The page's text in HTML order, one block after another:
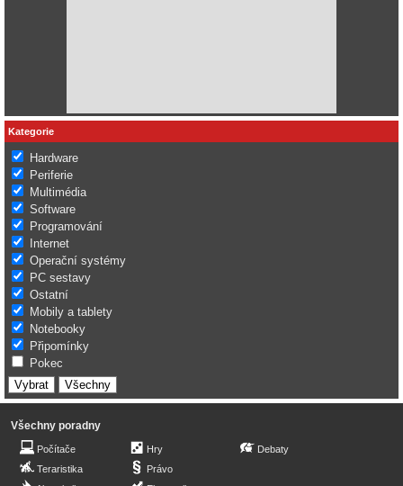
Kategorie
Hardware
Periferie
Multimédia
Software
Programování
Internet
Operační systémy
PC sestavy
Ostatní
Mobily a tablety
Notebooky
Připomínky
Pokec
Všechny poradny
Počítače
Teraristika
Hry
Právo
Debaty